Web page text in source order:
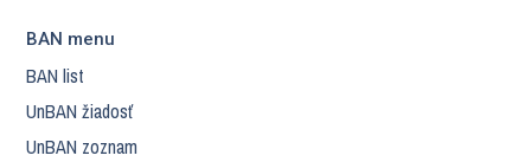
BAN menu
BAN list
UnBAN žiadosť
UnBAN zoznam